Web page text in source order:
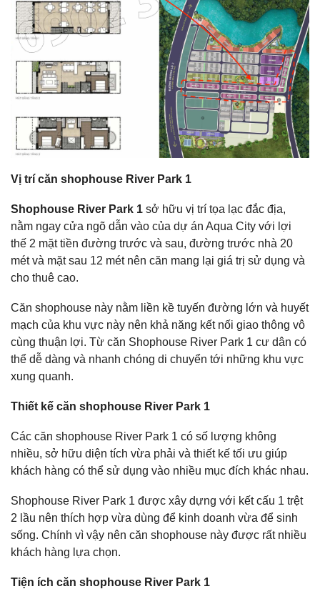
Vị trí căn shophouse River Park 1
Shophouse River Park 1 sở hữu vị trí tọa lạc đắc địa,
nằm ngay cửa ngõ dẫn vào của dự án Aqua City với lợi
thế 2 mặt tiền đường trước và sau, đường trước nhà 20
mét và mặt sau 12 mét nên căn mang lại giá trị sử dụng và
cho thuê cao.
Căn shophouse này nằm liền kề tuyến đường lớn và huyết
mạch của khu vực này nên khả năng kết nối giao thông vô
cùng thuận lợi. Từ căn Shophouse River Park 1 cư dân có
thể dễ dàng và nhanh chóng di chuyển tới những khu vực
xung quanh.
Thiết kế căn shophouse River Park 1
Các căn shophouse River Park 1 có số lượng không
nhiều, sở hữu diện tích vừa phải và thiết kế tối ưu giúp
khách hàng có thể sử dụng vào nhiều mục đích khác nhau.
Shophouse River Park 1 được xây dựng với kết cấu 1 trệt
2 lầu nên thích hợp vừa dùng để kinh doanh vừa để sinh
sống. Chính vì vậy nên căn shophouse này được rất nhiều
khách hàng lựa chọn.
Tiện ích căn shophouse River Park 1